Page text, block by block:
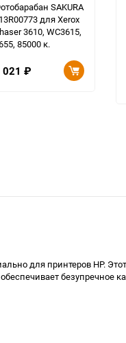
SAKURA
для Xerox
3610, WC3615,
85000 к.
021 ₽
для принтеров HP.
безупречное